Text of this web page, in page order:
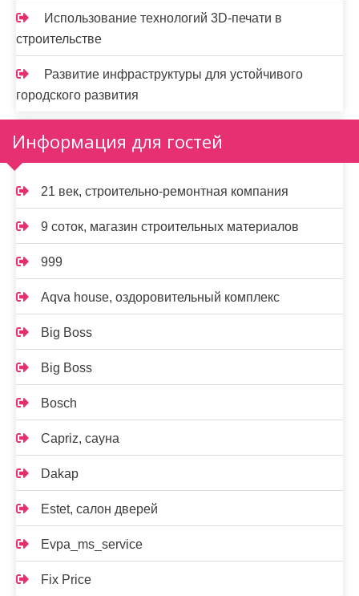
Использование технологий 3D-печати в
строительстве
Развитие инфраструктуры для устойчивого
городского развития
Информация для гостей
21 век, строительно-ремонтная компания
9 соток, магазин строительных материалов
999
Aqva house, оздоровительный комплекс
Big Boss
Big Boss
Bosch
Capriz, сауна
Dakap
Estet, салон дверей
Evpa_ms_service
Fix Price